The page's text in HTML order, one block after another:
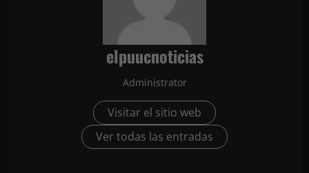
elpuucnoticias
Administrator
Visitar el sitio web
Ver todas las entradas